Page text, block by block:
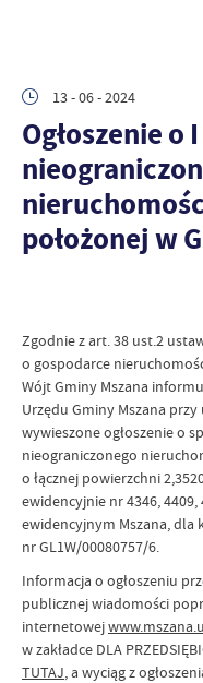
13 - 06 - 2024
Ogłoszenie
położonej w
Zgodnie z art. 38 ust.2
o gospodarce
Wójt Gminy Mszana
Urzędu Gminy Mszana przy
wywieszone ogłoszenie o
nieograniczonego
o łącznej powierzchni
ewidencyjnie nr 4346,
ewidencyjnym Mszana, dla
nr GL1W/00080757/6.
Informacja o ogłoszeniu
publicznej wiadomości
internetowej
w zakładce DLA
TUTAJ, a wyciąg z